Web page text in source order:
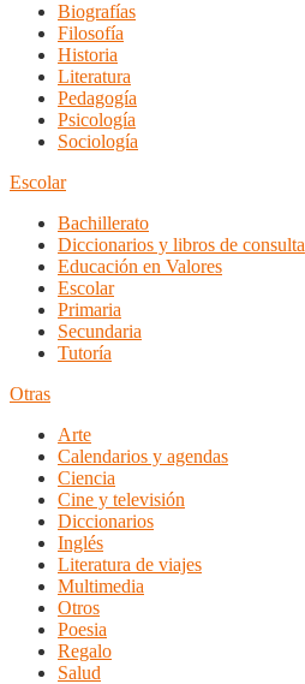
Biografías
Filosofía
Historia
Literatura
Pedagogía
Psicología
Sociología
Escolar
Bachillerato
Diccionarios y libros de consulta
Educación en Valores
Escolar
Primaria
Secundaria
Tutoría
Otras
Arte
Calendarios y agendas
Ciencia
Cine y televisión
Diccionarios
Inglés
Literatura de viajes
Multimedia
Otros
Poesia
Regalo
Salud